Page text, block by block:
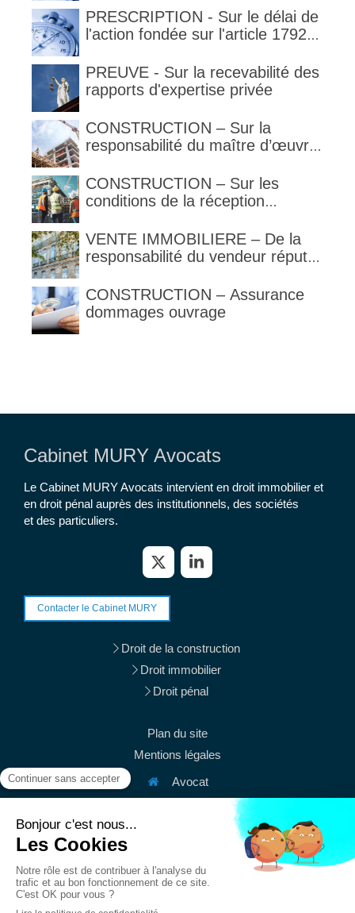
PRESCRIPTION - Sur le délai de
l'action fondée sur l'article 1792-
PREUVE - Sur la recevabilité des
rapports d'expertise privée
CONSTRUCTION – Sur la
responsabilité du maître d’œuvre
l’architecte supporte une
obligation de contrôle étendu
CONSTRUCTION – Sur les
conditions de la réception
VENTE IMMOBILIERE – De la
responsabilité du vendeur réputé
1792 et suivants du code civil
CONSTRUCTION – Assurance
dommages ouvrage
Cabinet MURY Avocats
Le Cabinet MURY Avocats intervient en droit immobilier et
en droit pénal auprès des institutionnels, des sociétés
et des particuliers.
Contacter le Cabinet MURY
Droit de la construction
Droit immobilier
Droit pénal
Plan du site
Mentions légales
Avocat
38 rue du Mont Thabor
Afficher le téléphone
contact@mury-avocats.fr